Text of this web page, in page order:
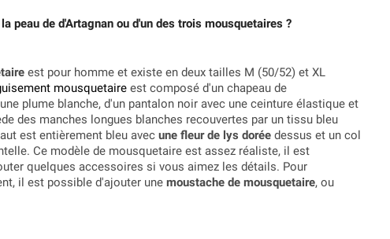
peau de d'Artagnan ou d'un des trois mousquetaires ?
est pour homme et existe en deux tailles M (50/52) et XL
mousquetaire est composé d'un chapeau de
plume blanche, d'un pantalon noir avec une ceinture élastique et
des manches longues blanches recouvertes par un tissu bleu
est entièrement bleu avec une fleur de lys dorée dessus et un col
Ce modèle de mousquetaire est assez réaliste, il est
quelques accessoires si vous aimez les détails. Pour
il est possible d'ajouter une moustache de mousquetaire, ou